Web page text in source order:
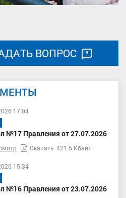
ВОПРОС
17:04
№17 Правления от 27.07.2026
Скачать 421.5 Кбайт
15:34
№16 Правления от 23.07.2026